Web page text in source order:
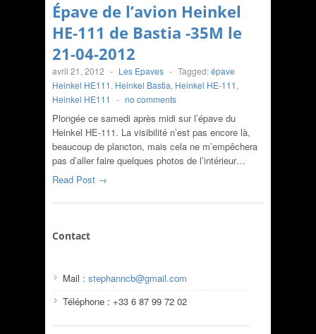
Épave de l’avion Heinkel
HE-111 de Bastia -35M le
21-04-2012
avril 21, 2012 - Les Epaves - Tagged:épave
Heinkel HE111, Heinkel Bastia, Heinkel HE-111,
Heinkel HE111 - no comments
Plongée ce samedi après midi sur l’épave du
Heinkel HE-111. La visibilité n’est pas encore là,
beaucoup de plancton, mais cela ne m’empêchera
pas d’aller faire quelques photos de l’intérieur…
Read Post →
Contact
Mail : stephanncb@gmail.com
Téléphone : +33 6 87 99 72 02